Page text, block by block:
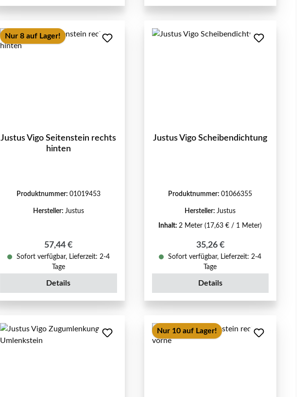
Nur 8 auf Lager!
Justus Vigo Seitenstein rechts
hinten
Produktnummer: 01019453
Hersteller: Justus
Regulärer Preis:
57,44 €
Sofort verfügbar, Lieferzeit: 2-4
Tage
Details
Justus Vigo Scheibendichtung
Produktnummer:01066355
Hersteller:Justus
Inhalt:2 Meter(17,63 € / 1 Meter)
Regulärer Preis:
35,26 €
Sofort verfügbar, Lieferzeit: 2-4
Tage
Details
Nur 10 auf Lager!